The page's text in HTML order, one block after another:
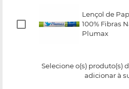
Lençol de
100% Fibras
Plumax
Selecione o(s) produto(s)
adicionar à